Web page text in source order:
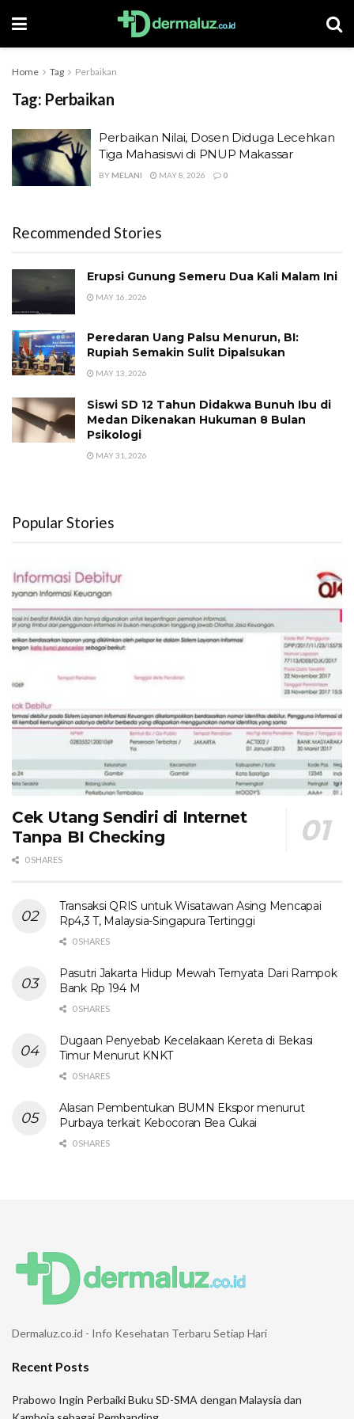
Home Tag Perbaikan
Tag: Perbaikan
Perbaikan Nilai, Dosen Diduga Lecehkan
Tiga Mahasiswi di PNUP Makassar
BY MELANI MAY 8, 2026 0
Recommended Stories
Erupsi Gunung Semeru Dua Kali Malam Ini
MAY 16, 2026
Peredaran Uang Palsu Menurun, BI:
Rupiah Semakin Sulit Dipalsukan
MAY 13, 2026
Siswi SD 12 Tahun Didakwa Bunuh Ibu di
Medan Dikenakan Hukuman 8 Bulan
Psikologi
MAY 31, 2026
Popular Stories
Cek Utang Sendiri di Internet
Tanpa BI Checking
0 SHARES
Transaksi QRIS untuk Wisatawan Asing Mencapai
Rp4,3 T, Malaysia-Singapura Tertinggi
0 SHARES
Pasutri Jakarta Hidup Mewah Ternyata Dari Rampok
Bank Rp 194 M
0 SHARES
Dugaan Penyebab Kecelakaan Kereta di Bekasi
Timur Menurut KNKT
0 SHARES
Alasan Pembentukan BUMN Ekspor menurut
Purbaya terkait Kebocoran Bea Cukai
0 SHARES
Dermaluz.co.id - Info Kesehatan Terbaru Setiap Hari
Recent Posts
Prabowo Ingin Perbaiki Buku SD-SMA dengan Malaysia dan